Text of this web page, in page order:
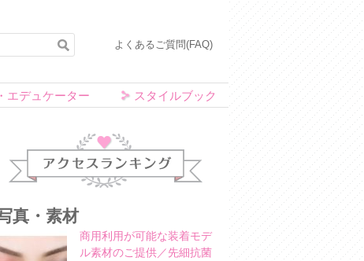
よくあるご質問(FAQ)
エデュケーター スタイルブック
アクセスランキング
真・素材
商用利用が可能な装着モデ
ル素材のご提供／先細抗菌